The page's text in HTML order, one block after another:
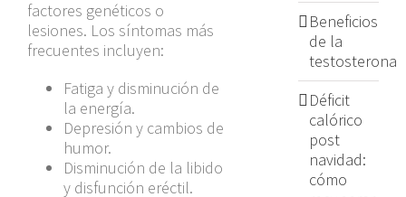
factores genéticos o
lesiones. Los síntomas más
frecuentes incluyen:
Fatiga y disminución de
la energía.
Depresión y cambios de
humor.
Disminución de la libido
y disfunción eréctil.
Beneficios
de la
testosterona
Déficit
calórico
post
navidad:
cómo